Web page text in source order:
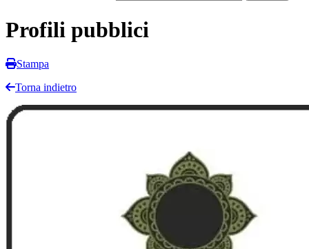
Profili pubblici
Stampa
Torna indietro